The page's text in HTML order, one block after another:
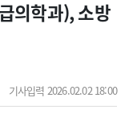
사 채용
의학과), 소방
기사입력 2026.02.02 18:00